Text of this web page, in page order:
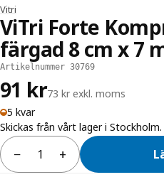
Vitri
ViTri Forte
färgad 8 cm x 7
Artikelnummer 30769
91 kr73 kr exkl. moms
5 kvar
Skickas från vårt lager i
− +